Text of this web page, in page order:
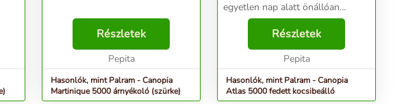
Részletek
Pepita
Hasonlók, mint Palram - Canopia
Martinique 5000 árnyékoló (szürke)
egyetlen nap alatt önállóan
felépíteni, köszönhetően a Palram
technológiájának._x000D_ -
Robusztus dizájn, amely ellenáll a
Részletek
Pepita
Hasonlók, mint Palram - Canopia
Atlas 5000 fedett kocsibeálló